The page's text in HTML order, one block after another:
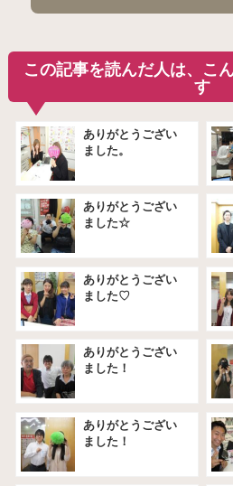
この記事を読んだ人は、こ
す
ありがとうござい
ました。
ありがとうござい
ました☆
ありがとうござい
ました♡
ありがとうござい
ました！
ありがとうござい
ました！